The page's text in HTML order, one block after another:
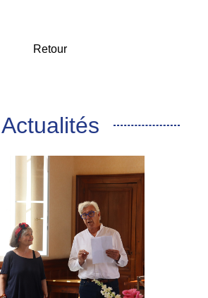
Retour
Actualités